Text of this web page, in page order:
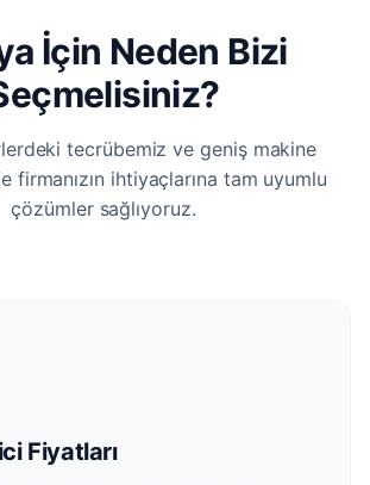
İçin Neden Bizi
tecrübemiz ve geniş makine
firmanızın ihtiyaçlarına tam uyumlu
çözümler sağlıyoruz.
Fiyatları